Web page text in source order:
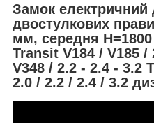
Замок електричний
двостулкових
мм, середня
Transit V184 / V185 /
V348 / 2.2 - 2.4 - 3.2
2.0 / 2.2 / 2.4 / 3.2